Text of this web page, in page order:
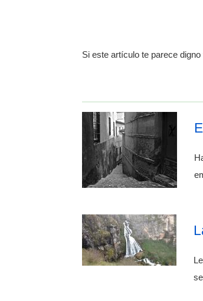
Si este artículo te parece